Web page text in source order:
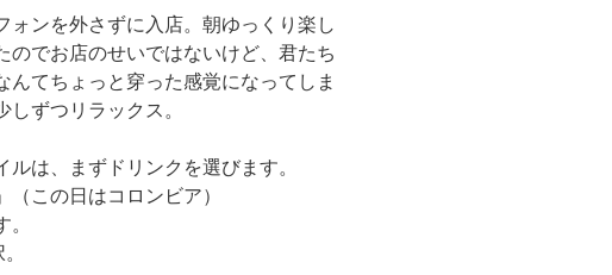
ォンを外さずに入店。朝ゆっくり楽し
のでお店のせいではないけど、君たち
んてちょっと穿った感覚になってしま
ずつリラックス。
は、まずドリンクを選びます。
この日はコロンビア）